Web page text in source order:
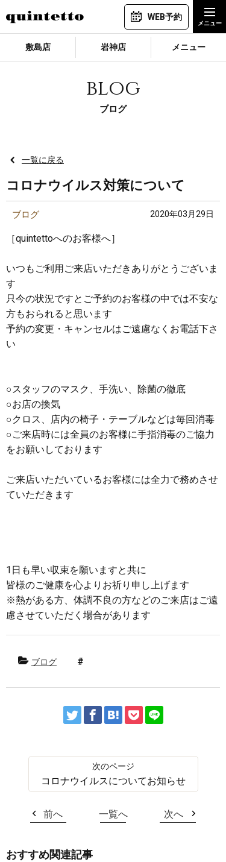
WEB予約
敷島店 岩神店 メニュー
blog
ブログ
一覧に戻る
コロナウイルス対策について
ブログ 2020年03月29日
［quintettoへのお客様へ］
いつもご利用ご来店いただきありがとうございま
す
只今の状況ですとご予約のお客様の中では不安な
方もおられると思います
予約の変更・キャンセルはご遠慮なくお電話下さ
い
○スタッフのマスク、手洗い、除菌の徹底
○お店の換気
○クロス、店内の椅子・テーブルなどは毎回消毒
○ご来店時には全員のお客様に手指消毒のご協力
をお願いしております
ご来店いただいているお客様には全力で務めさせ
ていただきます
1日も早い収束を願いますと共に
皆様のご健康を心よりお祈り申し上げます
※熱がある方、体調不良の方などのご来店はご遠
慮させていただく場合があります
ブログ
コロナウイルスについてお知らせ
前へ 一覧へ 次へ
おすすめ関連記事